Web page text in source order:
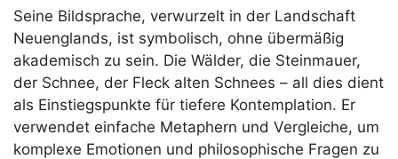
Seine Bildsprache, verwurzelt in der Landschaft
Neuenglands, ist symbolisch, ohne übermäßig
akademisch zu sein. Die Wälder, die Steinmauer,
der Schnee, der Fleck alten Schnees – all dies dient
als Einstiegspunkte für tiefere Kontemplation. Er
verwendet einfache Metaphern und Vergleiche, um
komplexe Emotionen und philosophische Fragen zu